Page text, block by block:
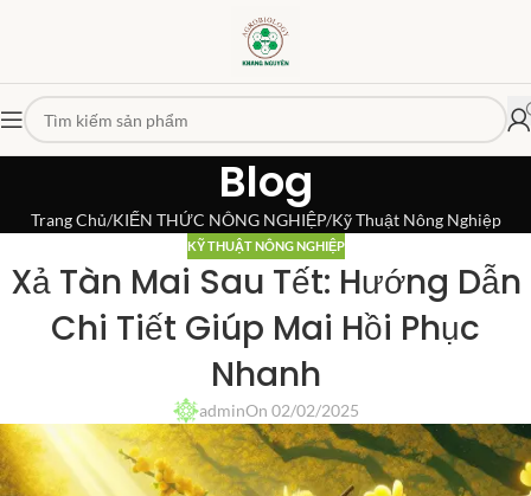
Blog
Trang Chủ KIẾN THỨC NÔNG NGHIỆP Kỹ Thuật Nông Nghiệp
KỸ THUẬT NÔNG NGHIỆP
Xả Tàn Mai Sau Tết: Hướng Dẫn
Chi Tiết Giúp Mai Hồi Phục
Nhanh
adminOn 02/02/2025